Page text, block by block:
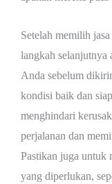
Setelah memilih
langkah selanjutnya
Anda sebelum
kondisi baik dan
menghindari
perjalanan dan
Pastikan juga untuk
yang diperlukan,